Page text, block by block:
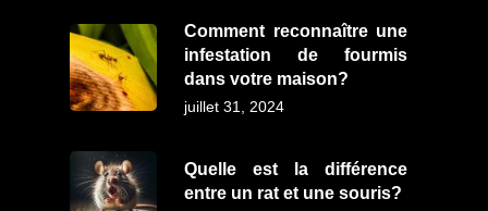
Comment reconnaître une
infestation de fourmis
dans votre maison?
juillet 31, 2024
Quelle est la différence
entre un rat et une souris?